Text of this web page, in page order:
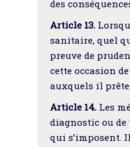
des
Article 13.
sanitaire, quel
preuve de
cette occasion
auxquels il prête
Article 14. Les
diagnostic ou
qui s’imposent.